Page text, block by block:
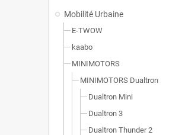
Mobilité Urbaine
E-TWOW
kaabo
MINIMOTORS
MINIMOTORS Dualtron
Dualtron Mini
Dualtron 3
Dualtron Thunder 2